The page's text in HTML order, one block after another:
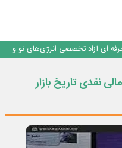
ای آزاد تخصصی انرژی‌های نو و
تن عبور کردنقدی تاریخ بازار